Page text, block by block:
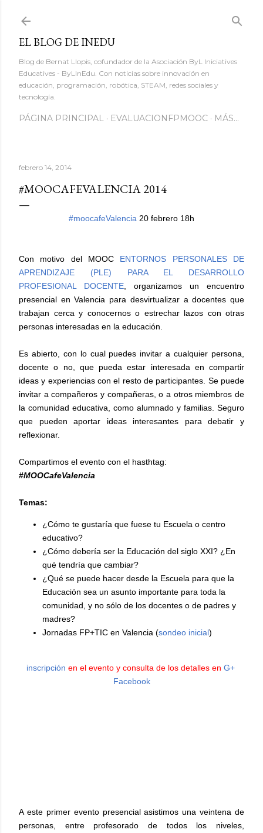
EL BLOG DE INEDU
Blog de Bernat Llopis, cofundador de la Asociación ByL Iniciatives
Educatives - ByLInEdu. Con noticias sobre innovación en
educación, programación, robótica, STEAM, redes sociales y
tecnología.
PÁGINA PRINCIPAL EVALUACIONFPMOOC MÁS…
febrero 14, 2014
​#MOOCAFEVALENCIA 2014
#moocafeValencia 20 febrero 18h
Con motivo del MOOC ENTORNOS PERSONALES DE
APRENDIZAJE (PLE) PARA EL DESARROLLO
PROFESIONAL DOCENTE , organizamos un encuentro
presencial en Valencia para desvirtualizar a docentes que
trabajan cerca y conocernos o estrechar lazos con otras
personas interesadas en la educación.
Es abierto, con lo cual puedes invitar a cualquier persona,
docente o no, que pueda estar interesada en compartir
ideas y experiencias con el resto de participantes. Se puede
invitar a compañeros y compañeras, o a otros miembros de
la comunidad educativa, como alumnado y familias. Seguro
que pueden aportar ideas interesantes para debatir y
reflexionar.
Compartimos el evento con el hasthtag:
#MOOCafeValencia
Temas:
¿Cómo te gustaría que fuese tu Escuela o centro
educativo?
¿Cómo debería ser la Educación del siglo XXI? ¿En
qué tendría que cambiar?
¿Qué se puede hacer desde la Escuela para que la
Educación sea un asunto importante para toda la
comunidad, y no sólo de los docentes o de padres y
madres?
Jornadas FP+TIC en Valencia (sondeo inicial)
inscripción en el evento y consulta de los detalles en G+
Facebook
A este primer evento presencial asistimos una veintena de
personas, entre profesorado de todos los niveles,